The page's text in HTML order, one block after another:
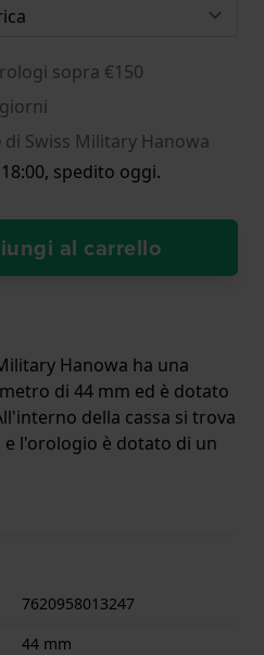
sopra €150
di Swiss Military Hanowa
spedito oggi.
al carrello
Hanowa ha una
di 44 mm ed è dotato
della cassa si trova
l'orologio è dotato di un
7620958013247
44 mm